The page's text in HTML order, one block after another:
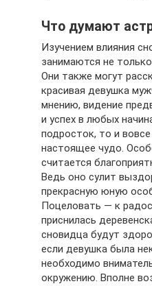
Что думают
Изучением влияния
занимаются не
Они также могут
красивая девушка
мнению, видение
и успех в любых
подросток, то и
настоящее чудо.
считается
Ведь оно сулит
прекрасную юную
Поцеловать — к
приснилась
сновидца будут
если девушка была
необходимо
окружению. Вполне